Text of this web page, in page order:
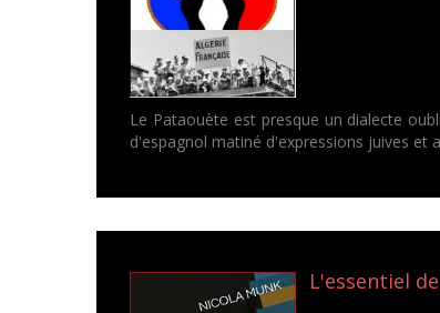
Le Pataouète est presque un dialecte
d'espagnol matiné d'expressions juives et
L'essentiel